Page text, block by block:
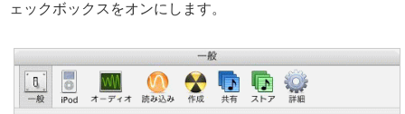
ェックボックスをオンにします。